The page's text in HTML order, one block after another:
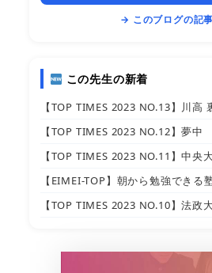
→ このブログの記
この先生の新着
【TOP TIMES 2023 NO.13】川高
【TOP TIMES 2023 NO.12】夢中
【TOP TIMES 2023 NO.11】中央
【EIMEI-TOP】朝から勉強できる
【TOP TIMES 2023 NO.10】法政